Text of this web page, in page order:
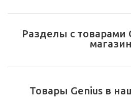
Разделы с товарами
Товары Genius в